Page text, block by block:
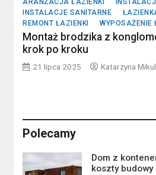
ARANŻACJA ŁAZIENKI
INSTALACJE SANITARNE
REMONT ŁAZIENKI
WYPOSAŻENIE
Montaż brodzika z
krok po kroku
21 lipca 2025 Katarzyna
Polecamy
Dom z
koszty budowy